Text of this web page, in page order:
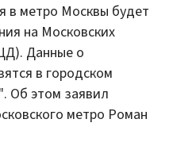
в метро Москвы будет
на Московских
Данные о
в городском
Об этом заявил
метро Роман